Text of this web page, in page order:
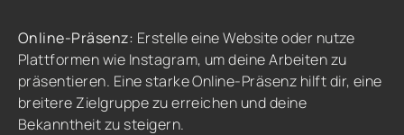
Online-Präsenz: Erstelle eine Website oder nutze
Plattformen wie Instagram, um deine Arbeiten zu
präsentieren. Eine starke Online-Präsenz hilft dir, eine
breitere Zielgruppe zu erreichen und deine
Bekanntheit zu steigern.